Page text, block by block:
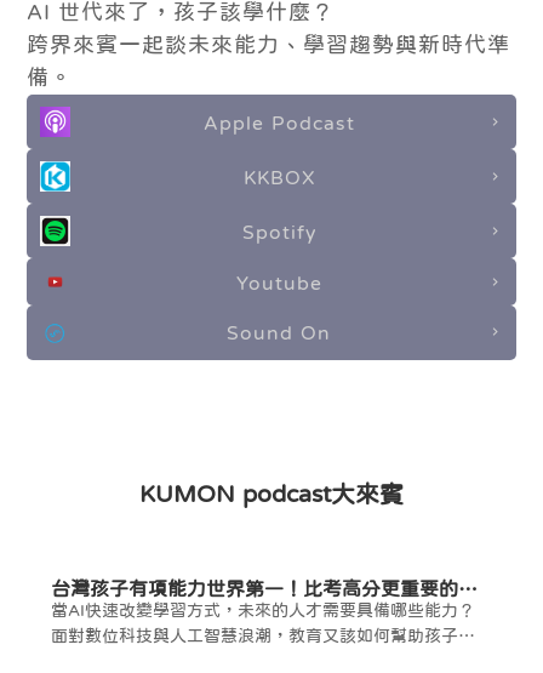
AI 世代來了，孩子該學什麼？
跨界來賓一起談未來能力、學習趨勢與新時代準
備。
Apple Podcast
KKBOX
Spotify
Youtube
Sound On
KUMON podcast大來賓
台灣孩子有項能力世界第一！比考高分更重要的是
什麼？
當AI快速改變學習方式，未來的人才需要具備哪些能力？
面對數位科技與人工智慧浪潮，教育又該如何幫助孩子做